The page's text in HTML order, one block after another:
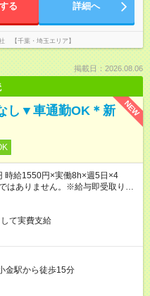
る 詳細へ
【千葉・埼玉エリア】
掲載日：2026.08.06
NEW
し▼車通勤OK＊新
給1550円×実働8h×週5日×4
はありません。※給与即受取りサ
て実費支給
金駅から徒歩15分